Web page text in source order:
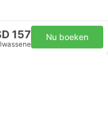
157 Nu boeken